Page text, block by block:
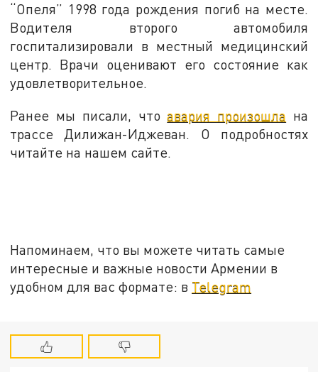
“Опеля” 1998 года рождения погиб на месте.
Водителя второго автомобиля
госпитализировали в местный медицинский
центр. Врачи оценивают его состояние как
удовлетворительное.
Ранее мы писали, чтоавария произошла на
трассе Дилижан-Иджеван. О подробностях
читайте на нашем сайте.
Напоминаем, что вы можете читать самые
интересные и важные новости Армении в
удобном для вас формате: в Telegram